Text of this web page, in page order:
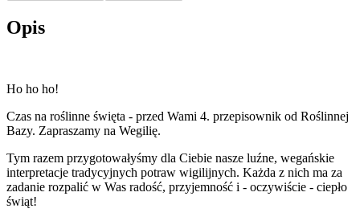
Opis
Ho ho ho!
Czas na roślinne święta - przed Wami 4. przepisownik od Roślinnej
Bazy. Zapraszamy na Wegilię.
Tym razem przygotowałyśmy dla Ciebie nasze luźne, wegańskie
interpretacje tradycyjnych potraw wigilijnych. Każda z nich ma za
zadanie rozpalić w Was radość, przyjemność i - oczywiście - ciepło
świąt!